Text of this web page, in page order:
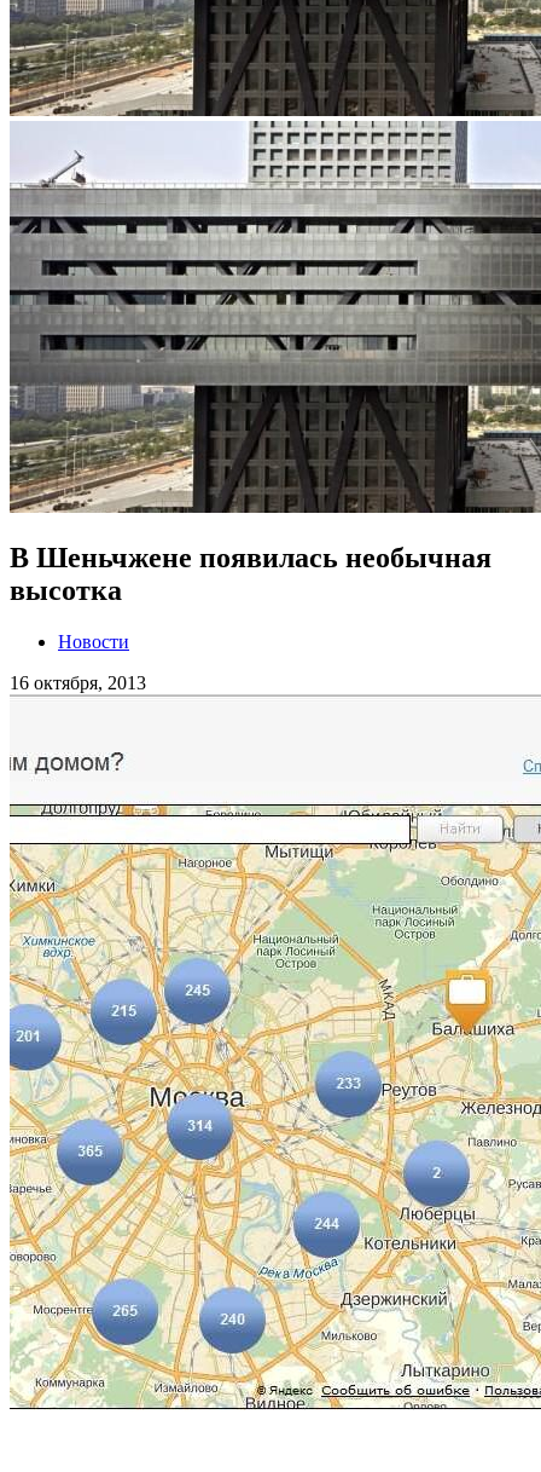
В Шеньчжене появилась необычная
высотка
Новости
16 октября, 2013